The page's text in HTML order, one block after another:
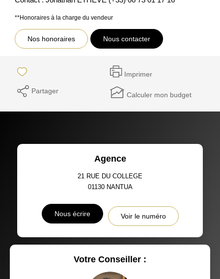
**Honoraires à la charge du vendeur
Nos honoraires Nous contacter
Imprimer
Partager Calculer mon budget
Agence
21 RUE DU COLLEGE
01130 NANTUA
Nous écrire Voir le numéro
Votre Conseiller :